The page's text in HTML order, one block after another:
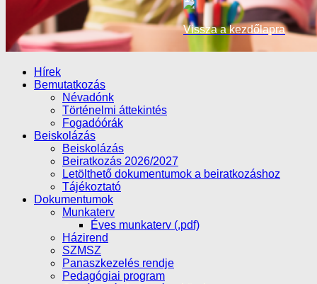
Vissza a kezdőlapra
Hírek
Bemutatkozás
Névadónk
Történelmi áttekintés
Fogadóórák
Beiskolázás
Beiskolázás
Beiratkozás 2026/2027
Letölthető dokumentumok a beiratkozáshoz
Tájékoztató
Dokumentumok
Munkaterv
Éves munkaterv (.pdf)
Házirend
SZMSZ
Panaszkezelés rendje
Pedagógiai program